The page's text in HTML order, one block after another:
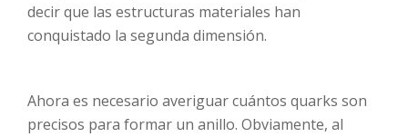
decir que las estructuras materiales han
conquistado la segunda dimensión.
Ahora es necesario averiguar cuántos quarks son
precisos para formar un anillo. Obviamente, al